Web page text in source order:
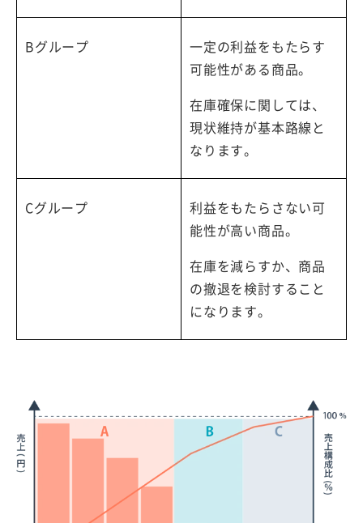
Bグループ
一定の利益をもたらす
可能性がある商品。
在庫確保に関しては、
現状維持が基本路線と
なります。
Cグループ
利益をもたらさない可
能性が高い商品。
在庫を減らすか、商品
の撤退を検討すること
になります。